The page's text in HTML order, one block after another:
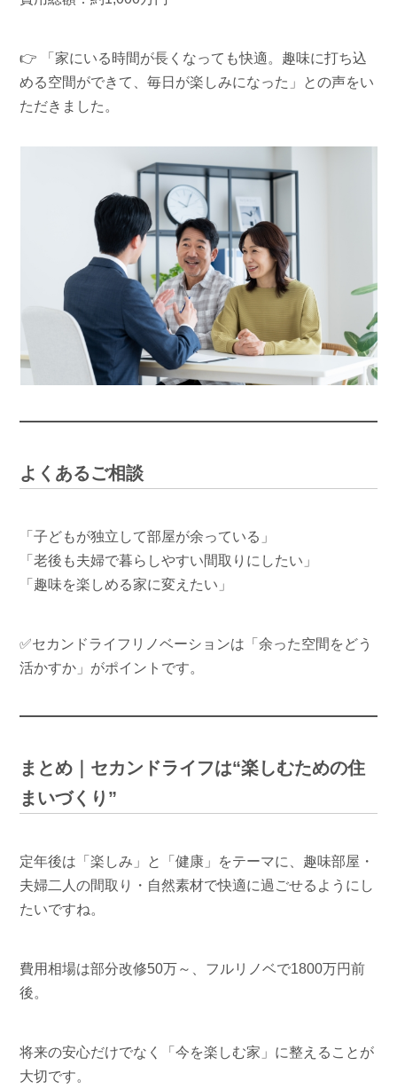
👉 「家にいる時間が長くなっても快適。趣味に打ち込
める空間ができて、毎日が楽しみになった」との声をい
ただきました。
よくあるご相談
「子どもが独立して部屋が余っている」
「老後も夫婦で暮らしやすい間取りにしたい」
「趣味を楽しめる家に変えたい」
✅セカンドライフリノベーションは「余った空間をどう
活かすか」がポイントです。
まとめ｜セカンドライフは“楽しむための住
まいづくり”
定年後は「楽しみ」と「健康」をテーマに、趣味部屋・
夫婦二人の間取り・自然素材で快適に過ごせるようにし
たいですね。
費用相場は部分改修50万～、フルリノベで1800万円前
後。
将来の安心だけでなく「今を楽しむ家」に整えることが
大切です。